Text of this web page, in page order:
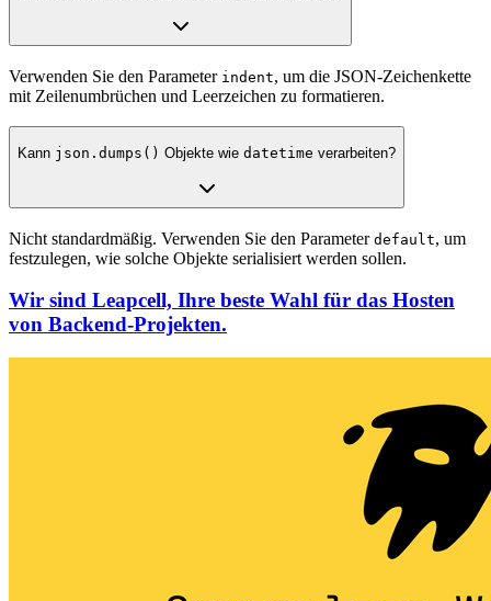
Verwenden Sie den Parameter indent, um die JSON-Zeichenkette
mit Zeilenumbrüchen und Leerzeichen zu formatieren.
Kann json.dumps() Objekte wie datetime verarbeiten?
Nicht standardmäßig. Verwenden Sie den Parameter default, um
festzulegen, wie solche Objekte serialisiert werden sollen.
Wir sind Leapcell, Ihre beste Wahl für das Hosten
von Backend-Projekten.